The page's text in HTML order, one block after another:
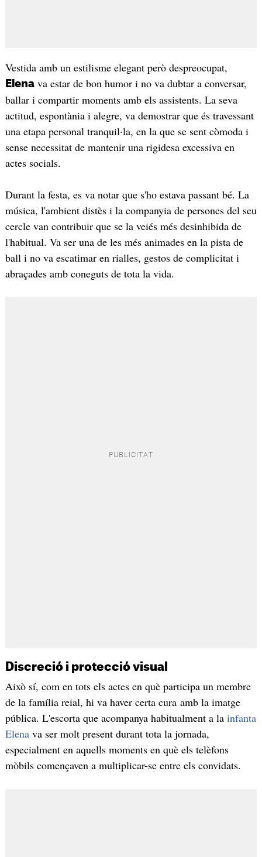
Vestida amb un estilisme elegant però despreocupat,
Elenava estar de bon humor i no va dubtar a conversar,
ballar i compartir moments amb els assistents. La seva
actitud, espontània i alegre, va demostrar que és travessant
una etapa personal tranquil·la, en la que se sent còmoda i
sense necessitat de mantenir una rigidesa excessiva en
actes socials.
Durant la festa, es va notar que s'ho estava passant bé. La
música, l'ambient distès i la companyia de persones del seu
cercle van contribuir que se la veiés més desinhibida de
l'habitual. Va ser una de les més animades en la pista de
ball i no va escatimar en rialles, gestos de complicitat i
abraçades amb coneguts de tota la vida.
Discreció i protecció visual
Això sí, com en tots els actes en què participa un membre
de la família reial, hi va haver certa cura amb la imatge
pública. L'escorta que acompanya habitualment a la infanta
Elenava ser molt present durant tota la jornada,
especialment en aquells moments en què els telèfons
mòbils començaven a multiplicar-se entre els convidats.